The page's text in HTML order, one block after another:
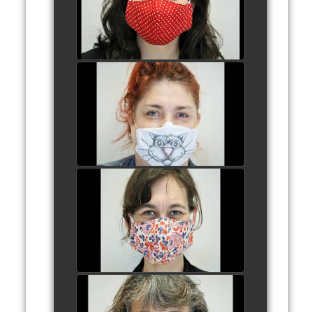
watch video
3 - BÉNÉDICTE
AUBAILLY
watch video
4 - MAGGY DUPA
watch video
5 - BARBARA BOICHOT